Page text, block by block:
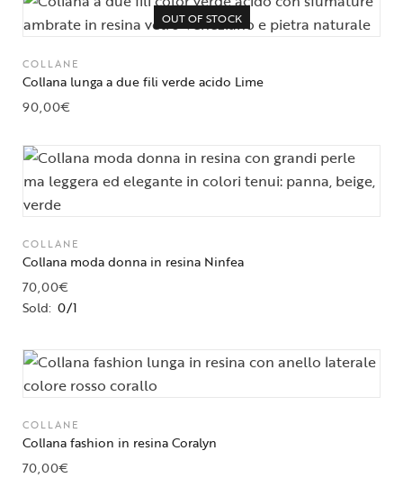
OUT OF STOCK
COLLANE
Collana lunga a due fili verde acido Lime
90,00€
COLLANE
Collana moda donna in resina Ninfea
70,00€
Sold: 0/1
COLLANE
Collana fashion in resina Coralyn
70,00€